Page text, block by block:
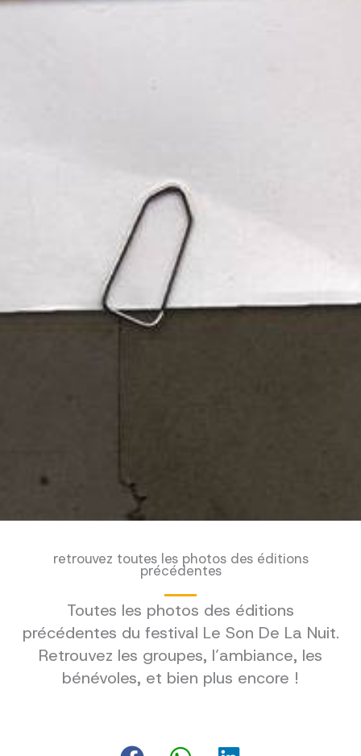
retrouvez toutes les photos des éditions
précédentes
Toutes les photos des éditions
précédentes du festival Le Son De La Nuit.
Retrouvez les groupes, l’ambiance, les
bénévoles, et bien plus encore !